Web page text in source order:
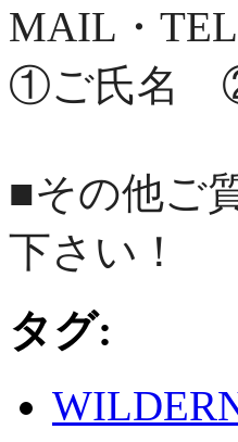
MAIL・
①ご氏名 ②
■その他ご
下さい！
タグ: